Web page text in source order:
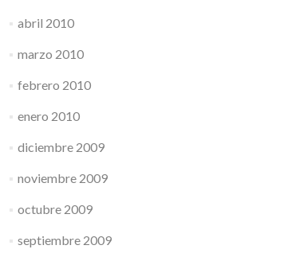
abril 2010
marzo 2010
febrero 2010
enero 2010
diciembre 2009
noviembre 2009
octubre 2009
septiembre 2009